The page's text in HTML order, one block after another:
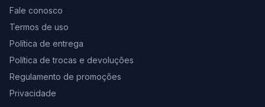
Fale conosco
Termos de uso
Política de entrega
Política de trocas e devoluções
Regulamento de promoções
Privacidade